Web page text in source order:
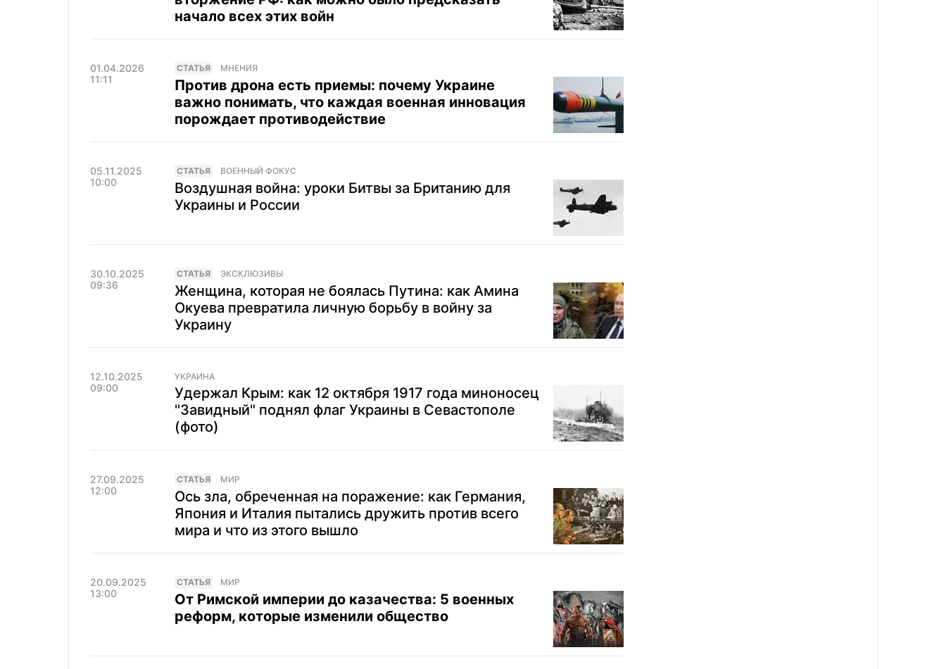
начало всех этих войн
01.04.2026
11:11
CТАТЬЯ МНЕНИЯ
Против дрона есть приемы: почему Украине
важно понимать, что каждая военная инновация
порождает противодействие
05.11.2025
10:00
CТАТЬЯ ВОЕННЫЙ ФОКУС
Воздушная война: уроки Битвы за Британию для
Украины и России
30.10.2025
09:36
CТАТЬЯ ЭКСКЛЮЗИВЫ
Женщина, которая не боялась Путина: как Амина
Окуева превратила личную борьбу в войну за
Украину
12.10.2025
09:00
УКРАИНА
Удержал Крым: как 12 октября 1917 года миноносец
"Завидный" поднял флаг Украины в Севастополе
(фото)
27.09.2025
12:00
CТАТЬЯ МИР
Ось зла, обреченная на поражение: как Германия,
Япония и Италия пытались дружить против всего
мира и что из этого вышло
20.09.2025
13:00
CТАТЬЯ МИР
От Римской империи до казачества: 5 военных
реформ, которые изменили общество